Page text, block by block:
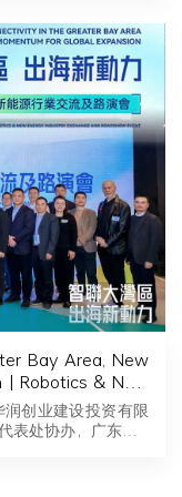
Bay Area, New
Robotics & New
Successfully
创业建设投资有限
表处协办，广东…